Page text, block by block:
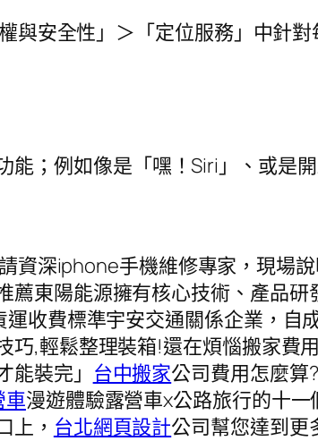
與安全性」＞「定位服務」中針
；例如像是「嘿！Siri」、或是
資深iphone手機維修專家，現場
薦東陽能源擁有核心技術、產品
運收費標準宇安交通關係企業，自
巧,輕鬆整理裝箱!還在煩惱搬家費
裝完」 台中搬家公司費用怎麼算
車漫遊體驗露營車x公路旅行的十一
上， 台北網頁設計公司幫您達到更